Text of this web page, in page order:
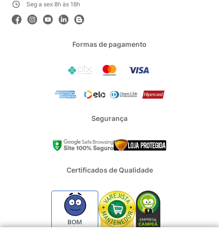
Seg a sex 8h às 18h
Formas de pagamento
Segurança
Certificados de Qualidade
BOM